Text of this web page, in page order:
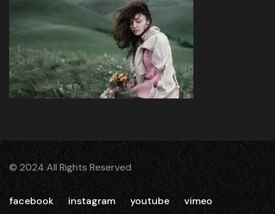
© 2024 All Rights Reserved
facebook instagram youtube vimeo